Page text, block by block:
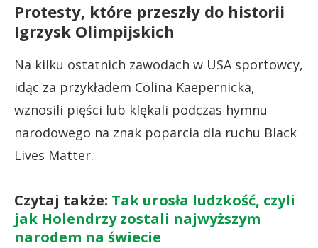
Protesty, które przeszły do historii
Igrzysk Olimpijskich
Na kilku ostatnich zawodach w USA sportowcy,
idąc za przykładem Colina Kaepernicka,
wznosili pięści lub klękali podczas hymnu
narodowego na znak poparcia dla ruchu Black
Lives Matter.
Czytaj także: Tak urosła ludzkość, czyli
jak Holendrzy zostali najwyższym
narodem na świecie